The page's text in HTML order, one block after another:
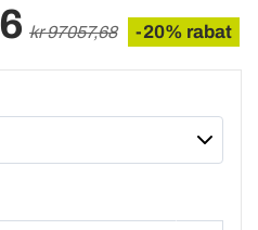
kr 97057,68 -20% rabat